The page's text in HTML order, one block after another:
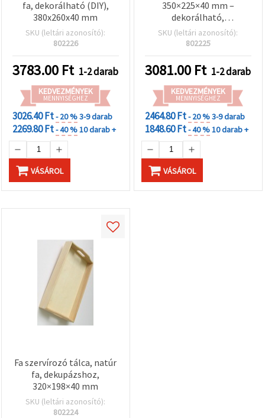
fa, dekorálható (DIY),
380x260x40 mm
SKU (leltári azonosító):
802226
3783.00 Ft 1-2 darab
KEDVEZMÉNYEK
MENNYISÉGHEZ
3026.40 Ft- 20 %3-9 darab
2269.80 Ft- 40 %10 darab +
VÁSÁROL
350×225×40 mm –
dekorálható,
dekupázshoz
SKU (leltári azonosító):
802225
3081.00 Ft 1-2 darab
KEDVEZMÉNYEK
MENNYISÉGHEZ
2464.80 Ft- 20 %3-9 darab
1848.60 Ft- 40 %10 darab +
VÁSÁROL
Fa szervírozó tálca, natúr
fa, dekupázshoz,
320×198×40 mm
SKU (leltári azonosító):
802224